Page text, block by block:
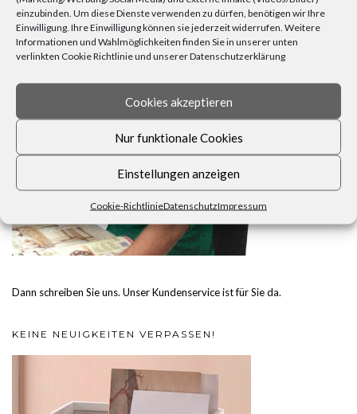
einzubinden. Um diese Dienste verwenden zu dürfen, benötigen wir Ihre
Einwilligung. Ihre Einwilligung können sie jederzeit widerrufen. Weitere
Informationen und Wahlmöglichkeiten finden Sie in unserer unten
verlinkten Cookie Richtlinie und unserer Datenschutzerklärung
Cookies akzeptieren
Nur funktionale Cookies
Einstellungen anzeigen
Cookie-RichtlinieDatenschutzImpressum
Dann schreiben Sie uns. Unser Kundenservice ist für Sie da.
KEINE NEUIGKEITEN VERPASSEN!